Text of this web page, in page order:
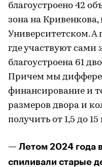
благоустроено 42
зона на Кривенкова,
Университетском. А
где участвуют сами
благоустроена 61
Причем мы
финансирование и
размеров двора и
получить от 1,5 до
— Летом 2024 года
спиливали старые